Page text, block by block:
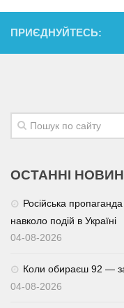
ПРИЄДНУЙТЕСЬ:
ОСТАННІ
Російська пропаганда
навколо подій в Україні
04-08-2026
Коли обираєш 92 —
04-08-2026